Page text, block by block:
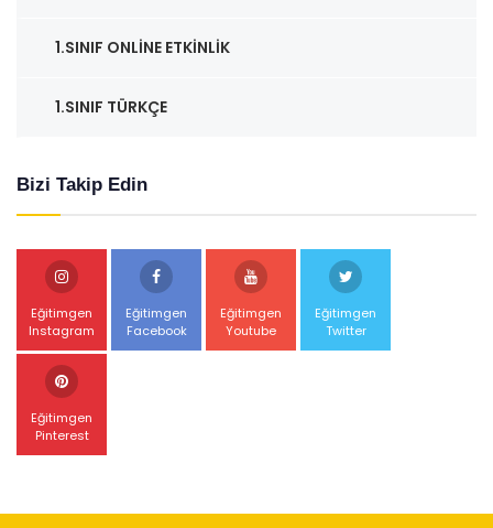
1.SINIF ONLINE ETKINLIK
1.SINIF TÜRKÇE
Bizi Takip Edin
Eğitimgen
Instagram
Eğitimgen
Facebook
Eğitimgen
Youtube
Eğitimgen
Twitter
Eğitimgen
Pinterest